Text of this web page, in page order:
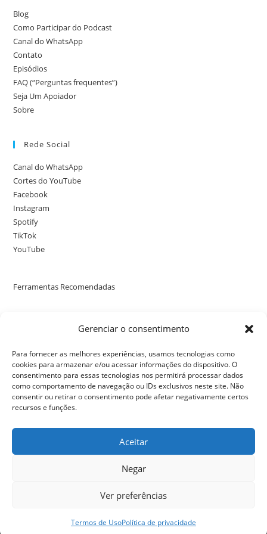
Gerenciar o consentimento
Para fornecer as melhores experiências, usamos tecnologias como
cookies para armazenar e/ou acessar informações do dispositivo. O
consentimento para essas tecnologias nos permitirá processar dados
como comportamento de navegação ou IDs exclusivos neste site. Não
consentir ou retirar o consentimento pode afetar negativamente certos
recursos e funções.
Aceitar
Negar
Ver preferências
Termos de UsoPolítica de privacidade
Blog
Como Participar do Podcast
Canal do WhatsApp
Contato
Episódios
FAQ (“Perguntas frequentes”)
Seja Um Apoiador
Sobre
Rede Social
Canal do WhatsApp
Cortes do YouTube
Facebook
Instagram
Spotify
TikTok
YouTube
Ferramentas Recomendadas
Poste uma avaliação no nosso perfil no Google
Termos de Uso
PodSupReMo - 2024 - Todos os direitos reservados